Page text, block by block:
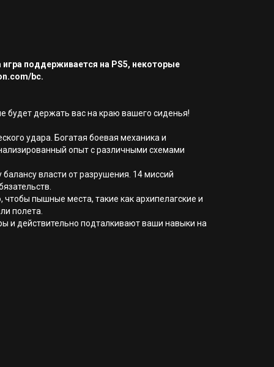
поддерживается на PS5, некоторые
bc.
будет держать вас на краю вашего сиденья!
удара. Богатая боевая механика и
опыт с различными схемами
власти от разрушения. 14 миссий
пышные места, такие как архипелагские и
полета.
и действительно подталкивают ваши навыки на